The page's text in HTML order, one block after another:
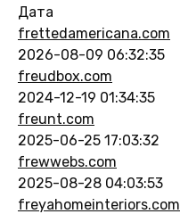
Дата
frettedamericana.com
2026-08-09 06:32:35
freudbox.com
2024-12-19 01:34:35
freunt.com
2025-06-25 17:03:32
frewwebs.com
2025-08-28 04:03:53
freyahomeinteriors.com